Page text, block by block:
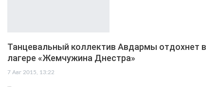
Танцевальный коллектив Авдармы отдохнет в
лагере «Жемчужина Днестра»
7 Авг 2015, 13:22
…